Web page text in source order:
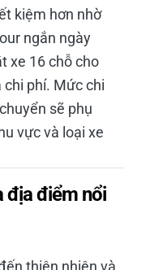
kiệm hơn nhờ
ngắn ngày
xe 16 chỗ cho
phí. Mức chi
sẽ phụ
vực và loại xe
địa điểm nổi
thiên nhiên và